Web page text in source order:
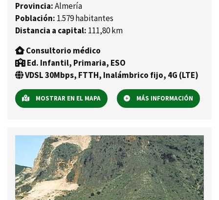
Provincia:Almería
Población: 1.579 habitantes
Distancia a capital: 111,80 km
Consultorio médico
Ed. Infantil, Primaria, ESO
VDSL 30Mbps, FTTH, Inalámbrico fijo, 4G (LTE)
MOSTRAR EN EL MAPA MÁS INFORMACIÓN